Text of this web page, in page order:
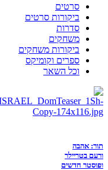
סרטים
ביקורות סרטים
סדרות
משחקים
ביקורות משחקים
ספרים וקומיקס
וכל השאר
תור: אהבה
ורעם בטריילר
ופוסטר חדשים